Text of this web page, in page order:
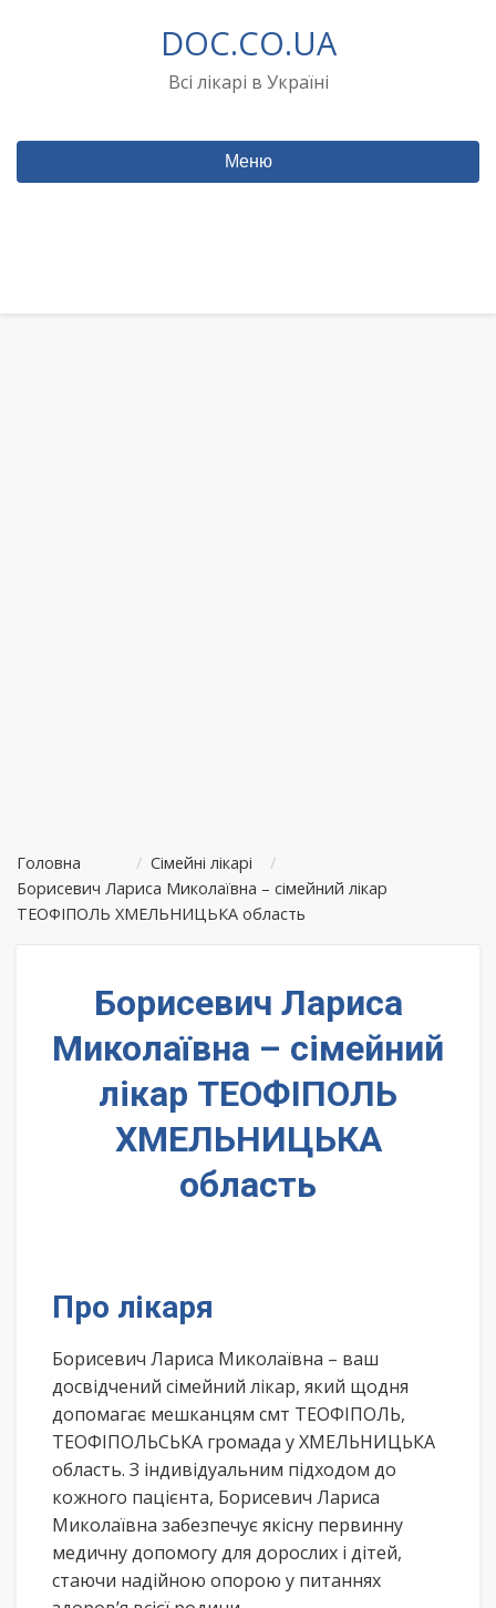
DOC.CO.UA
Всі лікарі в Україні
Меню
Головна / Сімейні лікарі
/
Борисевич Лариса Миколаївна – сімейний лікар
ТЕОФІПОЛЬ ХМЕЛЬНИЦЬКА область
Борисевич Лариса
Миколаївна – сімейний
лікар ТЕОФІПОЛЬ
ХМЕЛЬНИЦЬКА
область
Про лікаря
Борисевич Лариса Миколаївна – ваш
досвідчений сімейний лікар, який щодня
допомагає мешканцям смт ТЕОФІПОЛЬ,
ТЕОФІПОЛЬСЬКА громада у ХМЕЛЬНИЦЬКА
область. З індивідуальним підходом до
кожного пацієнта, Борисевич Лариса
Миколаївна забезпечує якісну первинну
медичну допомогу для дорослих і дітей,
стаючи надійною опорою у питаннях